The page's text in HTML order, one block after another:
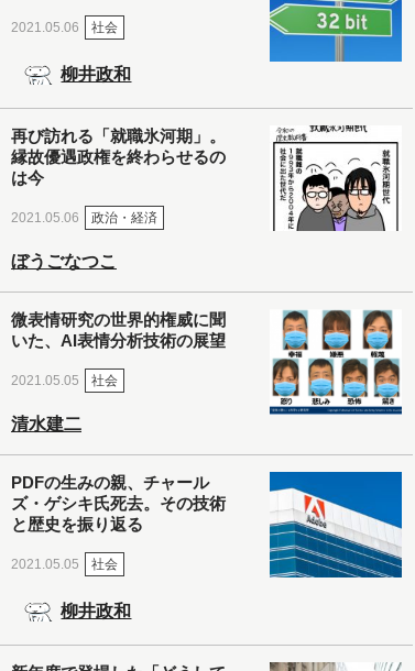
2021.05.06 社会
柳井政和
再び訪れる「就職氷河期」。
縁故優遇政権を終わらせるの
は今
2021.05.06 政治・経済
ぼうごなつこ
微表情研究の世界的権威に聞
いた、AI表情分析技術の展望
2021.05.05 社会
清水建二
PDFの生みの親、チャール
ズ・ゲシキ氏死去。その技術
と歴史を振り返る
2021.05.05 社会
柳井政和